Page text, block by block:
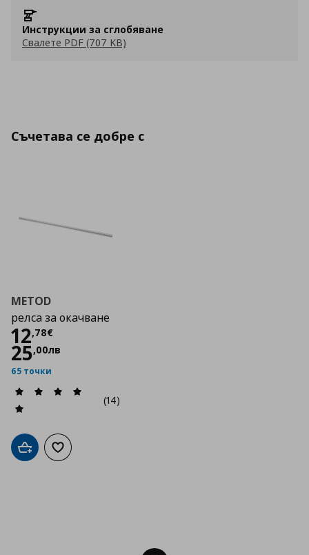
Инструкции за сглобяване
Свалете PDF (707 KB)
Съчетава се добре с
METOD
релса за окачване
12,78€
Цена
25,00лв
65 точки
(14)
Добави в кошницата
Добави към списъка с любими